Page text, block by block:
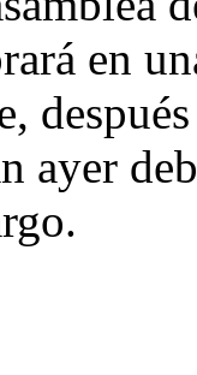
en
ayer